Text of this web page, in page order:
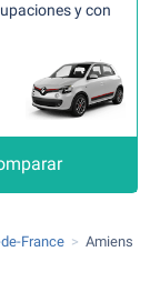
y con
France Amiens